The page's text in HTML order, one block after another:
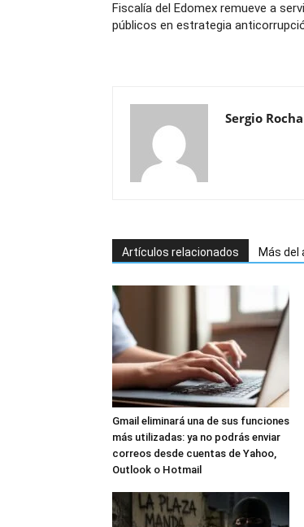
Fiscalía del Edomex remueve a
públicos en estrategia
Sergio Rocha
Artículos relacionados Más del
Gmail eliminará una de sus funciones
más utilizadas: ya no podrás enviar
correos desde cuentas de Yahoo,
Outlook o Hotmail